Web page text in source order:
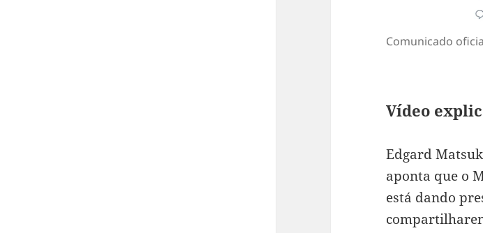
Comunicado
Vídeo
Edgard
aponta que o
está dando